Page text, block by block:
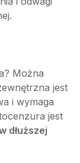
Można
jest
i wymaga
jest
dłuższej